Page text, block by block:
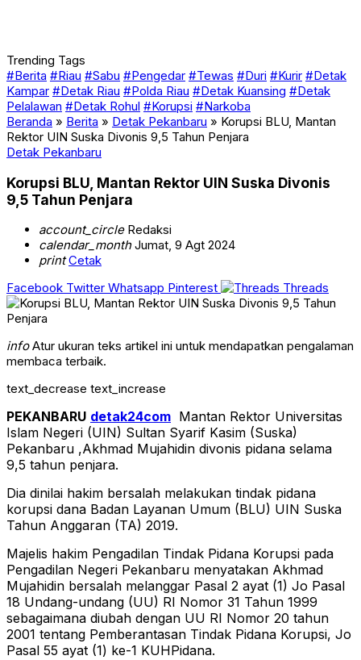
Trending Tags
#Berita #Riau #Sabu #Pengedar #Tewas #Duri #Kurir #Detak
Kampar #Detak Riau #Polda Riau #Detak Kuansing #Detak
Pelalawan #Detak Rohul #Korupsi #Narkoba
Beranda » Berita » Detak Pekanbaru » Korupsi BLU, Mantan
Rektor UIN Suska Divonis 9,5 Tahun Penjara
Detak Pekanbaru
Korupsi BLU, Mantan Rektor UIN Suska Divonis
9,5 Tahun Penjara
account_circleRedaksi
calendar_monthJumat, 9 Agt 2024
print Cetak
Facebook Twitter Whatsapp Pinterest Threads
infoAtur ukuran teks artikel ini untuk mendapatkan pengalaman
membaca terbaik.
text_decrease text_increase
PEKANBARU detak24com Mantan Rektor Universitas
Islam Negeri (UIN) Sultan Syarif Kasim (Suska)
Pekanbaru ,Akhmad Mujahidin divonis pidana selama
9,5 tahun penjara.
Dia dinilai hakim bersalah melakukan tindak pidana
korupsi dana Badan Layanan Umum (BLU) UIN Suska
Tahun Anggaran (TA) 2019.
Majelis hakim Pengadilan Tindak Pidana Korupsi pada
Pengadilan Negeri Pekanbaru menyatakan Akhmad
Mujahidin bersalah melanggar Pasal 2 ayat (1) Jo Pasal
18 Undang-undang (UU) RI Nomor 31 Tahun 1999
sebagaimana diubah dengan UU RI Nomor 20 tahun
2001 tentang Pemberantasan Tindak Pidana Korupsi, Jo
Pasal 55 ayat (1) ke-1 KUHPidana.